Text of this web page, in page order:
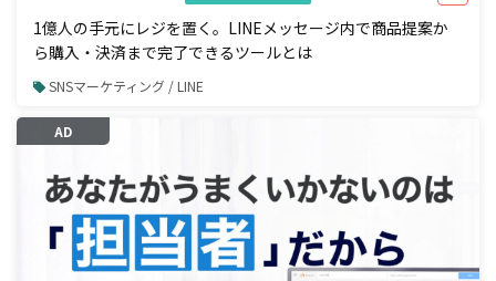
1億人の手元にレジを置く。LINEメッセージ内で商品提案か
ら購入・決済まで完了できるツールとは
SNSマーケティング / LINE
AD